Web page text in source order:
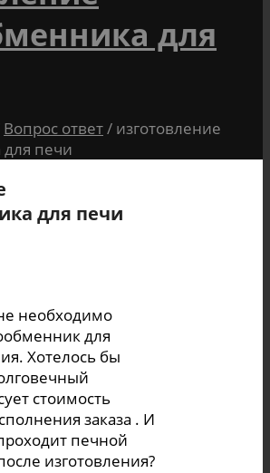
для
Вопрос ответ/ изготовление
печи
для печи
необходимо
для
Хотелось бы
стоимость
заказа . И
печной
изготовления?